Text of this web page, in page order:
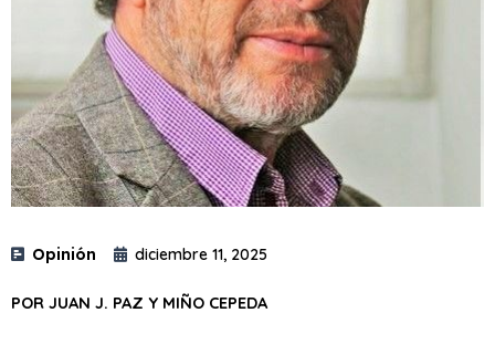
Opinión diciembre 11, 2025
POR JUAN J. PAZ Y MIÑO CEPEDA